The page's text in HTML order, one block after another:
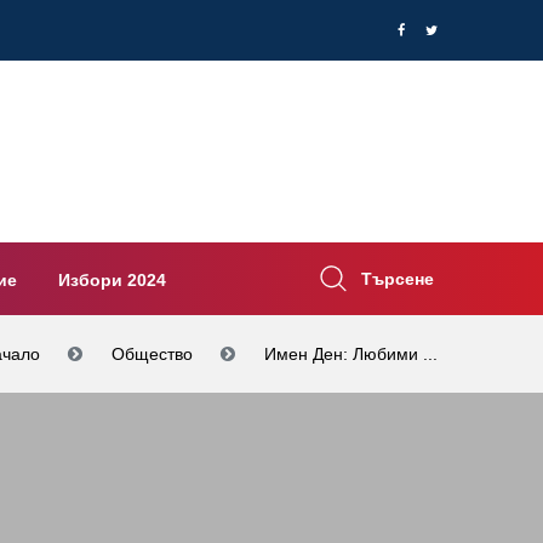
Избори 2024 Търсене
Общество Имен Ден: Любими ...